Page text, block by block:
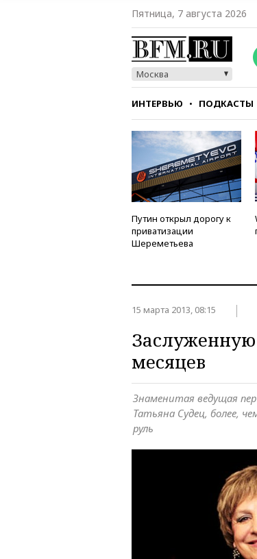
Пятница, 7 августа 2026
Москва
ИНТЕРВЬЮ ПОДКАСТЫ
СТИЛЬ ТЕСТЫ
Путин открыл дорогу к
приватизации
Шереметьева
15 марта 2013, 08:15
месяцев
Знаменитая ведущая
Татьяна Судец, более,
руль